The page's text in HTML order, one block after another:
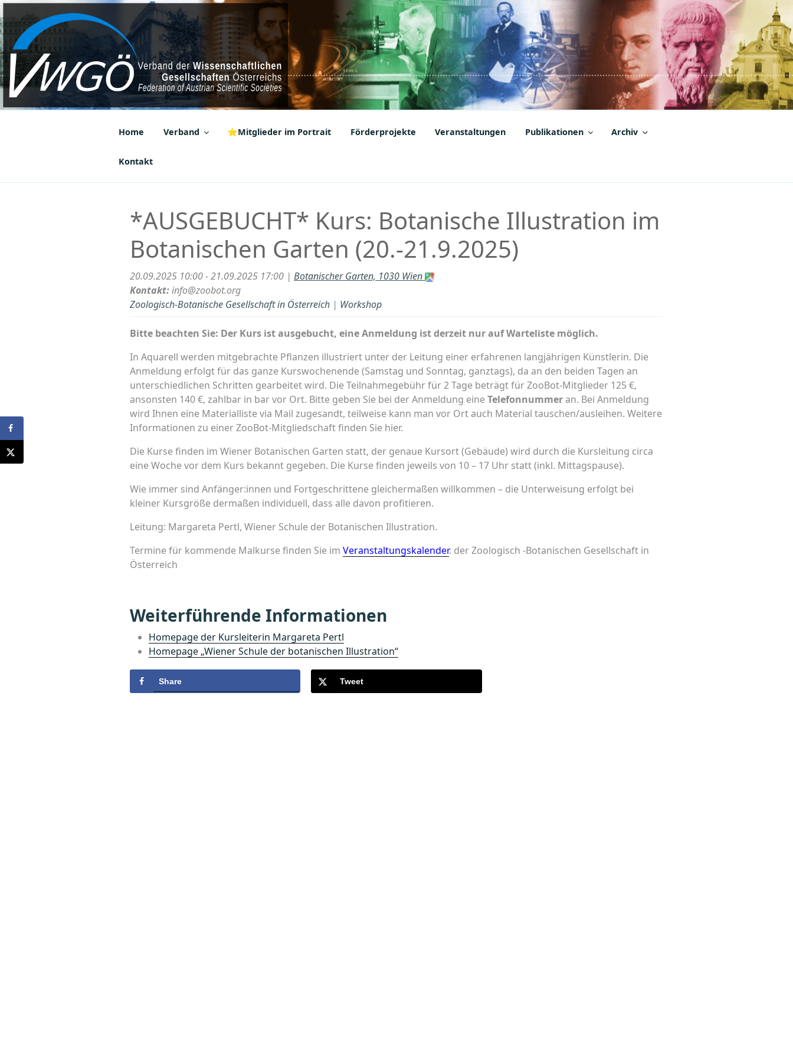
Zum
Inhalt
springen
VWGÖ
Federation of Austrian Scientific Societies
Home Verband ⭐Mitglieder im Portrait Förderprojekte Veranstaltungen Publikationen Archiv
Kontakt
*AUSGEBUCHT* Kurs: Botanische Illustration im
Botanischen Garten (20.-21.9.2025)
20.09.2025 10:00 - 21.09.2025 17:00 | Botanischer Garten, 1030 Wien
Kontakt:info@zoobot.org
Zoologisch-Botanische Gesellschaft in Österreich | Workshop
Bitte beachten Sie: Der Kurs ist ausgebucht, eine Anmeldung ist derzeit nur auf Warteliste möglich.
In Aquarell werden mitgebrachte Pflanzen illustriert unter der Leitung einer erfahrenen langjährigen Künstlerin. Die
Anmeldung erfolgt für das ganze Kurswochenende (Samstag und Sonntag, ganztags), da an den beiden Tagen an
unterschiedlichen Schritten gearbeitet wird. Die Teilnahmegebühr für 2 Tage beträgt für ZooBot-Mitglieder 125 €,
ansonsten 140 €, zahlbar in bar vor Ort. Bitte geben Sie bei der Anmeldung eineTelefonnummeran. Bei Anmeldung
wird Ihnen eine Materialliste via Mail zugesandt, teilweise kann man vor Ort auch Material tauschen/ausleihen. Weitere
Informationen zu einer ZooBot-Mitgliedschaft finden Sie hier.
Die Kurse finden im Wiener Botanischen Garten statt, der genaue Kursort (Gebäude) wird durch die Kursleitung circa
eine Woche vor dem Kurs bekannt gegeben. Die Kurse finden jeweils von 10 – 17 Uhr statt (inkl. Mittagspause).
Wie immer sind Anfänger:innen und Fortgeschrittene gleichermaßen willkommen – die Unterweisung erfolgt bei
kleiner Kursgröße dermaßen individuell, dass alle davon profitieren.
Leitung: Margareta Pertl, Wiener Schule der Botanischen Illustration.
Termine für kommende Malkurse finden Sie im Veranstaltungskalender. der Zoologisch -Botanischen Gesellschaft in
Österreich
Weiterführende Informationen
Homepage der Kursleiterin Margareta Pertl
Homepage „Wiener Schule der botanischen Illustration“
Share Tweet